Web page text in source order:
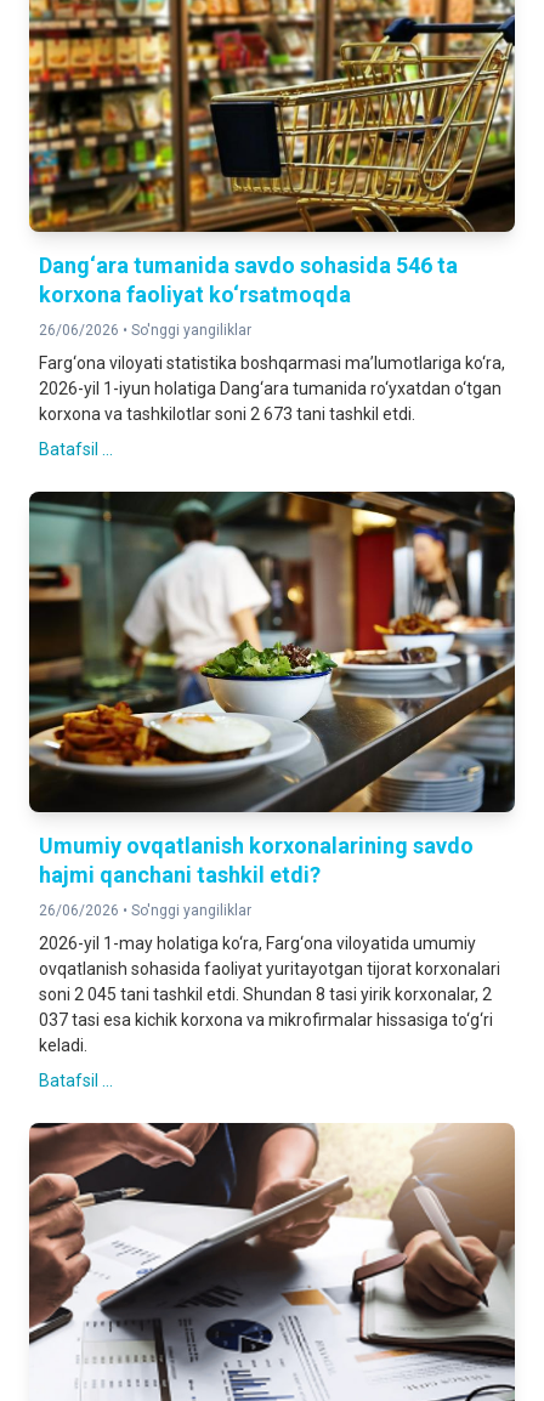
Dang‘ara tumanida savdo sohasida 546 ta
korxona faoliyat ko‘rsatmoqda
26/06/2026 • So'nggi yangiliklar
Farg‘ona viloyati statistika boshqarmasi ma’lumotlariga ko‘ra,
2026-yil 1-iyun holatiga Dang‘ara tumanida ro‘yxatdan o‘tgan
korxona va tashkilotlar soni 2 673 tani tashkil etdi.
Batafsil ...
Umumiy ovqatlanish korxonalarining savdo
hajmi qanchani tashkil etdi?
26/06/2026 • So'nggi yangiliklar
2026-yil 1-may holatiga ko‘ra, Farg‘ona viloyatida umumiy
ovqatlanish sohasida faoliyat yuritayotgan tijorat korxonalari
soni 2 045 tani tashkil etdi. Shundan 8 tasi yirik korxonalar, 2
037 tasi esa kichik korxona va mikrofirmalar hissasiga to‘g‘ri
keladi.
Batafsil ...